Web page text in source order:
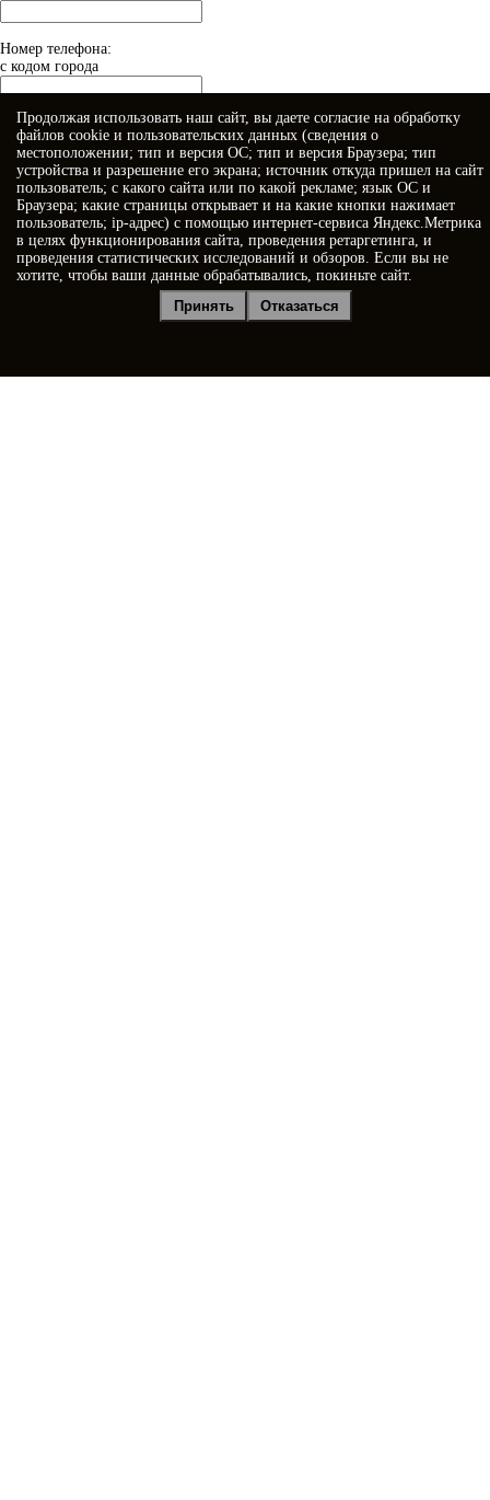
Номер телефона:
с кодом города
Когда позвонить?
Я принимаю условияПолитики конфиденциальности
согласие на обработку персональных данных
Продолжая использовать наш сайт, вы даете согласие на обработку
файлов cookie и пользовательских данных (сведения о
местоположении; тип и версия ОС; тип и версия Браузера; тип
устройства и разрешение его экрана; источник откуда пришел на сайт
пользователь; с какого сайта или по какой рекламе; язык ОС и
Браузера; какие страницы открывает и на какие кнопки нажимает
пользователь; ip-адрес) с помощью интернет-сервиса Яндекс.Метрика
в целях функционирования сайта, проведения ретаргетинга, и
проведения статистических исследований и обзоров. Если вы не
хотите, чтобы ваши данные обрабатывались, покиньте сайт.
Принять
Отказаться